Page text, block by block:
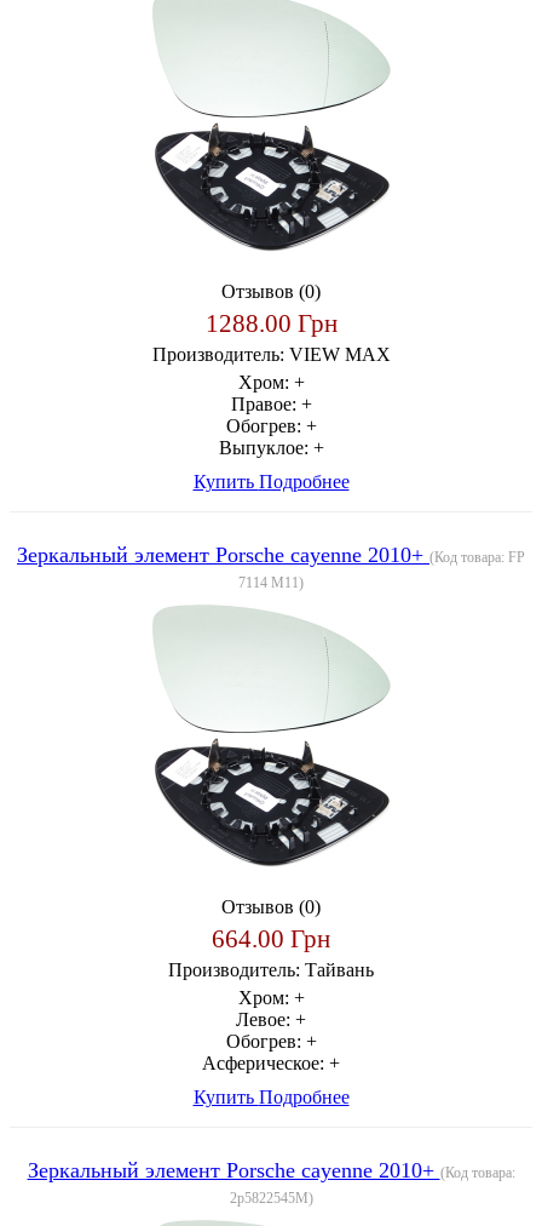
Отзывов (0)
1288.00 Грн
Производитель: VIEW MAX
Хром: +
Правое: +
Обогрев: +
Выпуклое: +
Купить Подробнее
Зеркальный элемент Porsche cayenne 2010+ (Код товара: FP
7114 M11)
Отзывов (0)
664.00 Грн
Производитель: Тайвань
Хром: +
Левое: +
Обогрев: +
Асферическое: +
Купить Подробнее
Зеркальный элемент Porsche cayenne 2010+ (Код товара:
2p5822545M)